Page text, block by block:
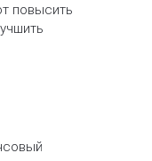
повысить